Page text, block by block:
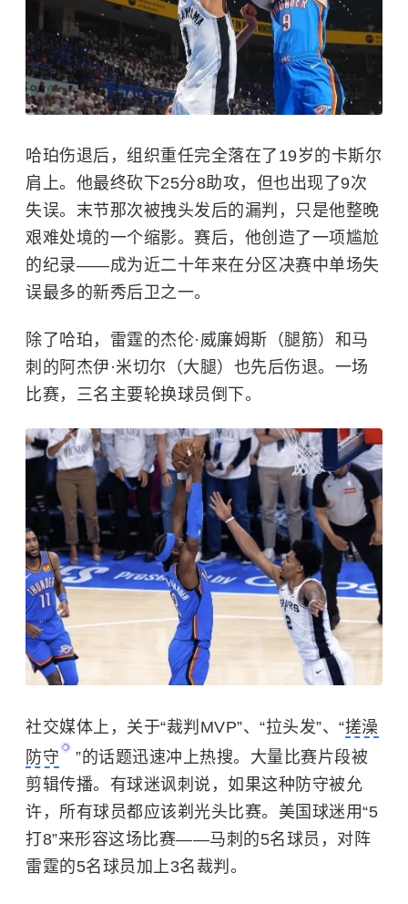
哈珀伤退后，组织重任完全落在了19岁的卡斯尔
肩上。他最终砍下25分8助攻，但也出现了9次
失误。末节那次被拽头发后的漏判，只是他整晚
艰难处境的一个缩影。赛后，他创造了一项尴尬
的纪录——成为近二十年来在分区决赛中单场失
误最多的新秀后卫之一。
除了哈珀，雷霆的杰伦·威廉姆斯（腿筋）和马
刺的阿杰伊·米切尔（大腿）也先后伤退。一场
比赛，三名主要轮换球员倒下。
社交媒体上，关于“裁判MVP”、“拉头发”、“搓澡
防守
”的话题迅速冲上热搜。大量比赛片段被
剪辑传播。有球迷讽刺说，如果这种防守被允
许，所有球员都应该剃光头比赛。美国球迷用“5
打8”来形容这场比赛——马刺的5名球员，对阵
雷霆的5名球员加上3名裁判。